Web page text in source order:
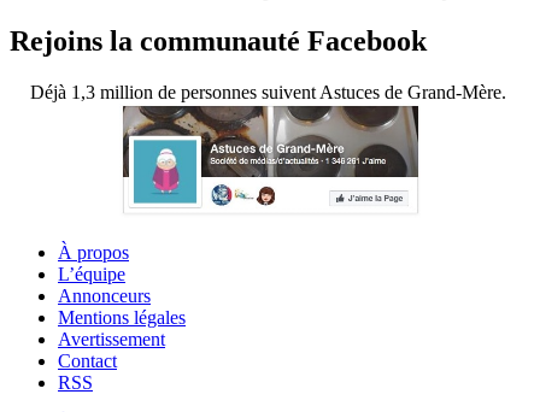
Rejoins la communauté Facebook
Déjà 1,3 million de personnes suivent Astuces de Grand-Mère.
À propos
L’équipe
Annonceurs
Mentions légales
Avertissement
Contact
RSS